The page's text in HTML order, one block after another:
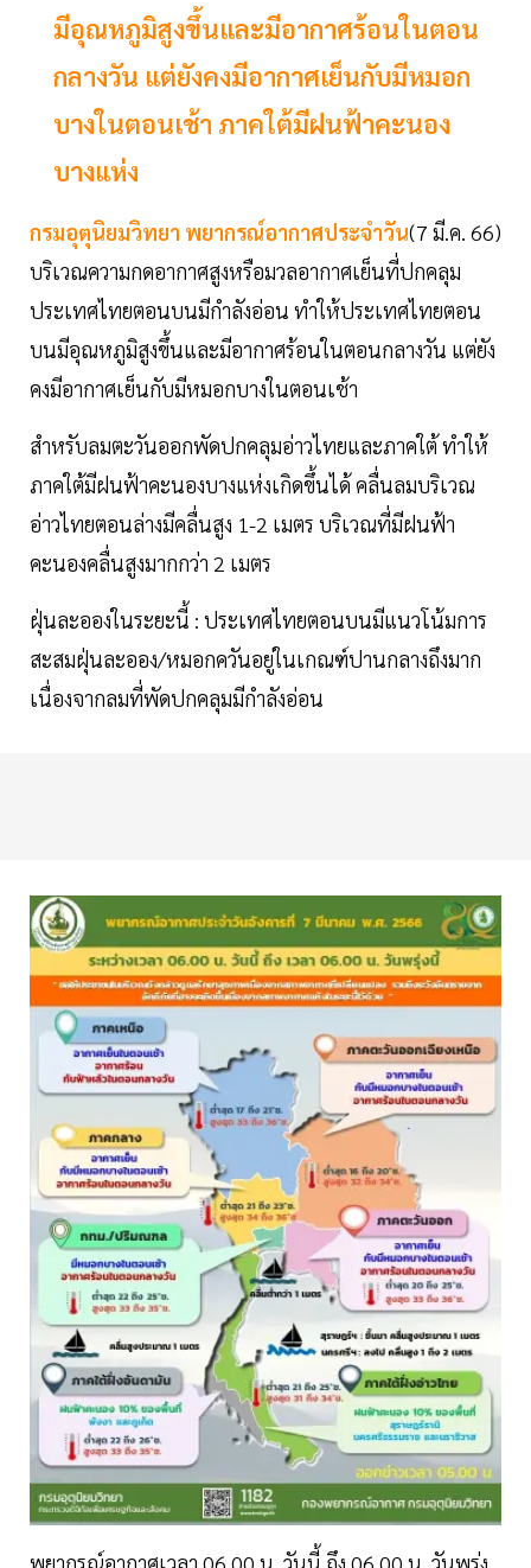
มีอุณหภูมิสูงขึ้นและมีอากาศร้อนในตอน
กลางวัน แต่ยังคงมีอากาศเย็นกับมีหมอก
บางในตอนเช้า ภาคใต้มีฝนฟ้าคะนอง
บางแห่ง
กรมอุตุนิยมวิทยา พยากรณ์อากาศประจำวัน(7 มี.ค. 66)
บริเวณความกดอากาศสูงหรือมวลอากาศเย็นที่ปกคลุม
ประเทศไทยตอนบนมีกำลังอ่อน ทำให้ประเทศไทยตอน
บนมีอุณหภูมิสูงขึ้นและมีอากาศร้อนในตอนกลางวัน แต่ยัง
คงมีอากาศเย็นกับมีหมอกบางในตอนเช้า
สำหรับลมตะวันออกพัดปกคลุมอ่าวไทยและภาคใต้ ทำให้
ภาคใต้มีฝนฟ้าคะนองบางแห่งเกิดขึ้นได้ คลื่นลมบริเวณ
อ่าวไทยตอนล่างมีคลื่นสูง 1-2 เมตร บริเวณที่มีฝนฟ้า
คะนองคลื่นสูงมากกว่า 2 เมตร
ฝุ่นละอองในระยะนี้ : ประเทศไทยตอนบนมีแนวโน้มการ
สะสมฝุ่นละออง/หมอกควันอยู่ในเกณฑ์ปานกลางถึงมาก
เนื่องจากลมที่พัดปกคลุมมีกำลังอ่อน
พยากรณ์อากาศเวลา 06.00 น. วันนี้ ถึง 06.00 น. วันพรุ่ง